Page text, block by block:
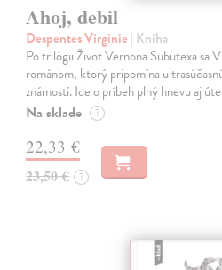
Ahoj, debil
Despentes Virginie | Kniha
Po trilógii Život Vernona Subutexa sa
románom, ktorý pripomína
známostí. Ide o príbeh plný hnevu aj
Na sklade ?
22,33 €
23,50 € ?